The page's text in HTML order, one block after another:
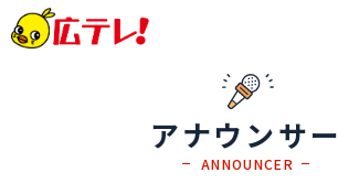
アナウンサー
ANNOUNCER